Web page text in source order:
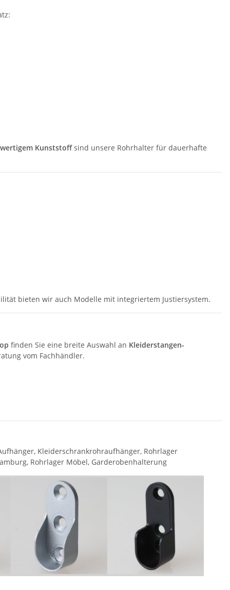
Kunststoffsind unsere Rohrhalter für dauerhafte
bieten wir auch Modelle mit integriertem Justiersystem.
finden Sie eine breite Auswahl an Kleiderstangen-
vom Fachhändler.
Kleiderschrankrohraufhänger, Rohrlager
Rohrlager Möbel, Garderobenhalterung